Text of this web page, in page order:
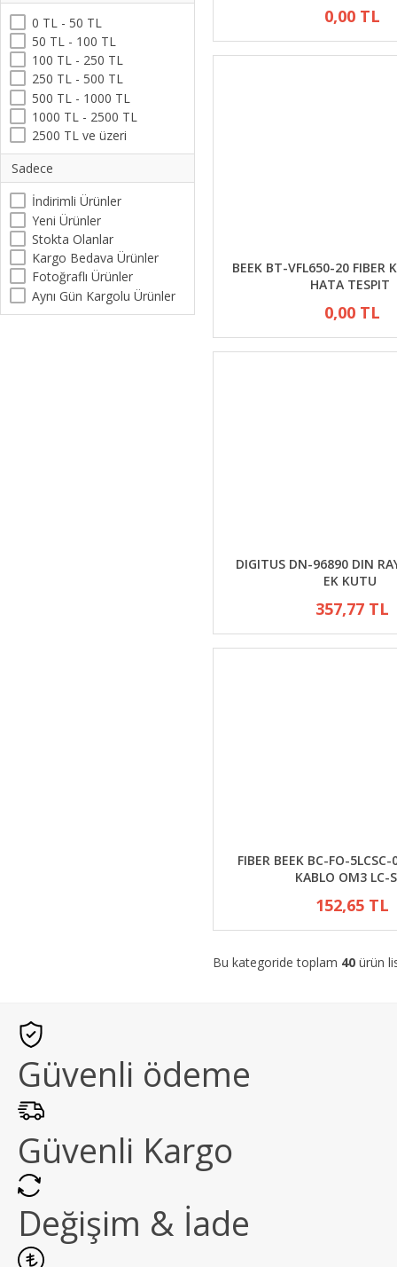
0 TL - 50 TL
50 TL - 100 TL
100 TL - 250 TL
250 TL - 500 TL
500 TL - 1000 TL
1000 TL - 2500 TL
2500 TL ve üzeri
Sadece
İndirimli Ürünler
Yeni Ürünler
Stokta Olanlar
Kargo Bedava Ürünler
Fotoğraflı Ürünler
Aynı Gün Kargolu Ürünler
0,00 TL
BEEK BT-VFL650-20 FIBER
HATA TESPIT
0,00 TL
DIGITUS DN-96890 DIN
EK KUTU
357,77 TL
FIBER BEEK BC-FO-
KABLO OM3 LC-
152,65 TL
Bu kategoride toplam 40 ürün
Güvenli ödeme
Güvenli Kargo
Değişim & İade